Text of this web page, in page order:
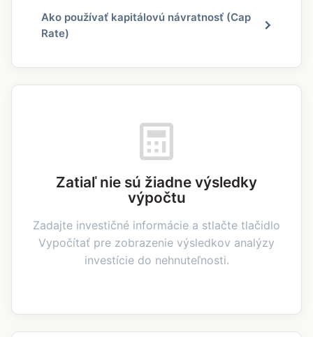
Ako používať kapitálovú návratnosť (Cap
Rate)
Zatiaľ nie sú žiadne výsledky
výpočtu
Zadajte investičné informácie a stlačte tlačidlo
Vypočítať pre zobrazenie výsledkov analýzy
investície do nehnuteľnosti.